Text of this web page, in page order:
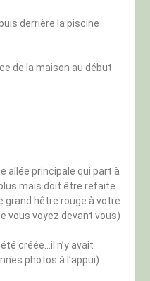
derrière la piscine
de la maison au début
allée principale qui part à
mais doit être refaite
grand hêtre rouge à votre
vous voyez devant vous)
créée…il n’y avait
photos à l’appui)